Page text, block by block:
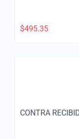
$495.35
CONTRA